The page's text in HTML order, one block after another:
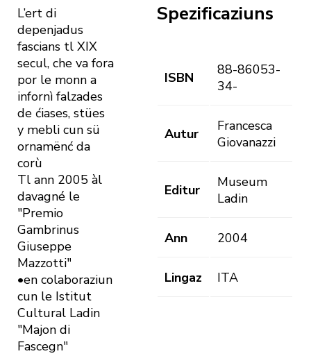
L’ert di
depenjadus
fascians tl XIX
secul, che va fora
por le monn a
infornì falzades
de ćiases, stües
y mebli cun sü
ornamënć da
corù
Tl ann 2005 àl
davagné le
"Premio
Gambrinus
Giuseppe
Mazzotti"
•en colaboraziun
cun le Istitut
Cultural Ladin
"Majon di
Fascegn"
Spezificaziuns
ISBN
88-86053-
34-
Autur
Francesca
Giovanazzi
Editur
Museum
Ladin
Ann 2004
Lingaz ITA